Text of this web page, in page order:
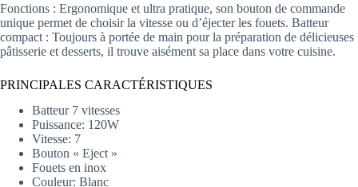
Fonctions : Ergonomique et ultra pratique, son bouton de commande
unique permet de choisir la vitesse ou d’éjecter les fouets. Batteur
compact : Toujours à portée de main pour la préparation de délicieuses
pâtisserie et desserts, il trouve aisément sa place dans votre cuisine.
PRINCIPALES CARACTÉRISTIQUES
Batteur 7 vitesses
Puissance: 120W
Vitesse: 7
Bouton « Eject »
Fouets en inox
Couleur: Blanc